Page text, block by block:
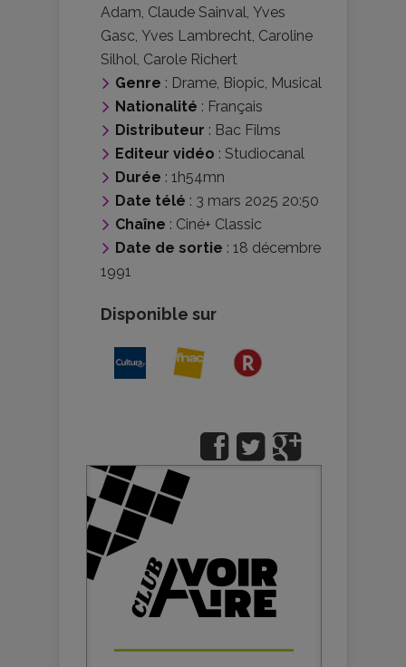
Adam Claude Sainval Yves
Gasc Yves Lambrecht Caroline
Silhol Carole Richert
Genre : Drame Biopic Musical
Nationalité : Français
Distributeur : Bac Films
Editeur vidéo : Studiocanal
Durée : 1h54mn
Date télé : 3 mars 2025 20:50
Chaîne : Ciné+ Classic
Date de sortie : 18 décembre
1991
Disponible sur